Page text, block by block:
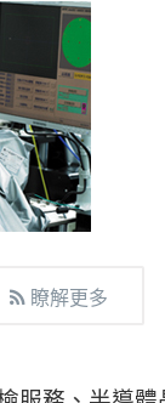
瞭解更多